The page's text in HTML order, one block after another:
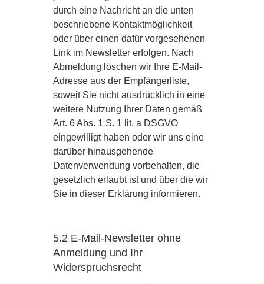
durch eine Nachricht an die unten
beschriebene Kontaktmöglichkeit
oder über einen dafür vorgesehenen
Link im Newsletter erfolgen. Nach
Abmeldung löschen wir Ihre E-Mail-
Adresse aus der Empfängerliste,
soweit Sie nicht ausdrücklich in eine
weitere Nutzung Ihrer Daten gemäß
Art. 6 Abs. 1 S. 1 lit. a DSGVO
eingewilligt haben oder wir uns eine
darüber hinausgehende
Datenverwendung vorbehalten, die
gesetzlich erlaubt ist und über die wir
Sie in dieser Erklärung informieren.
5.2 E-Mail-Newsletter ohne
Anmeldung und Ihr
Widerspruchsrecht